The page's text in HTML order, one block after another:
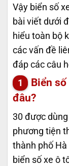
Vậy biển số
bài viết dưới
hiểu toàn bộ
các vấn đề
đáp các câu
Biển
đâu?
30 được
phương tiện
thành phố Hà
biển số xe ô